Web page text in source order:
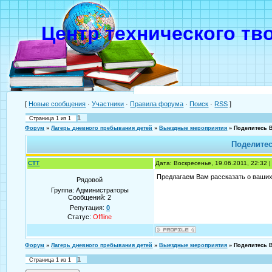
Центр технического
[ Новые сообщения ·Участники ·Правила форума ·Поиск · RSS ]
Страница1 из1 1
Форум » Лагерь дневного пребывания детей » Выездные мероприятия » Поделитесь
CTT Дата: Воскресенье, 19.06.2011,
Рядовой
Группа: Администраторы
Сообщений:2
Репутация: 0
Статус:Offline
Предлагаем Вам рассказать о
Форум » Лагерь дневного пребывания детей » Выездные мероприятия » Поделитесь
Страница1 из1 1